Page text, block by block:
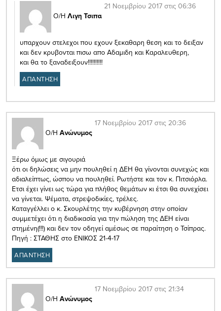
Ο/Η Λιγη Τσιπα
21 Νοεμβρίου 2017 στις 06:36
υπαρχουν στελεχοι που εχουν ξεκαθαρη θεση και το δειξαν
και δεν κρυβονται πισω απο Αδαμιδη και Καραλευθερη,
και θα το ξαναδειξουν!!!!!!!!!!
ΑΠΑΝΤΗΣΗ
Ο/Η Ανώνυμος
17 Νοεμβρίου 2017 στις 20:36
Ξέρω όμως με σιγουριά
ότι οι δηλώσεις να μην πουληθεί η ΔΕΗ θα γίνονται συνεχώς και
αδιαλείπτως, ώσπου να πουληθεί. Ρωτήστε και τον κ. Πιτσιόρλα.
Ετσι έχει γίνει ως τώρα για πλήθος θεμάτων κι έτσι θα συνεχίσει
να γίνεται. Ψέματα, στρεψοδικίες, τρέλες.
Καταγγέλλει ο κ. Σκουρλέτης την κυβέρνηση στην οποίαν
συμμετέχει ότι η διαδικασία για την πώληση της ΔΕΗ είναι
στημένη(!!!) και δεν τον οδηγεί αμέσως σε παραίτηση ο Τσίπρας.
Πηγή : ΣΤΑΘΗΣ στο ΕΝΙΚΟΣ 21-4-17
ΑΠΑΝΤΗΣΗ
Ο/Η Ανώνυμος
17 Νοεμβρίου 2017 στις 21:34